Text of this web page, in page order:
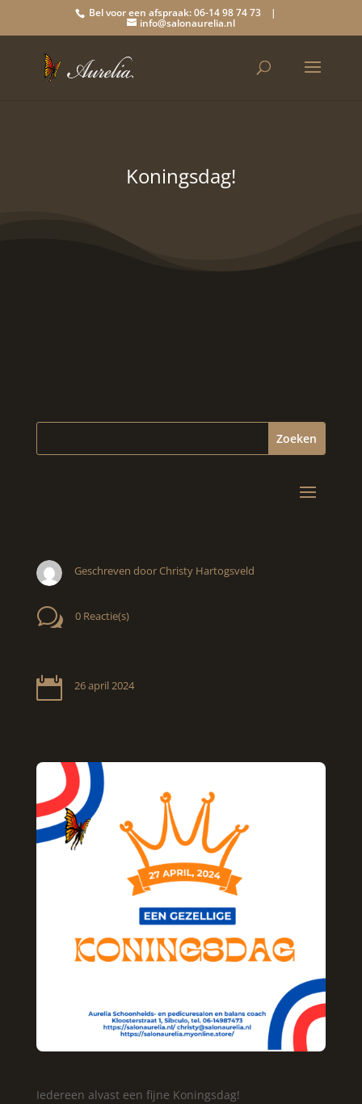
Bel voor een afspraak: 06-14 98 74 73 |
info@salonaurelia.nl
Koningsdag!
Geschreven door Christy Hartogsveld
w 0 Reactie(s)
 26 april 2024
Iedereen alvast een fijne Koningsdag!